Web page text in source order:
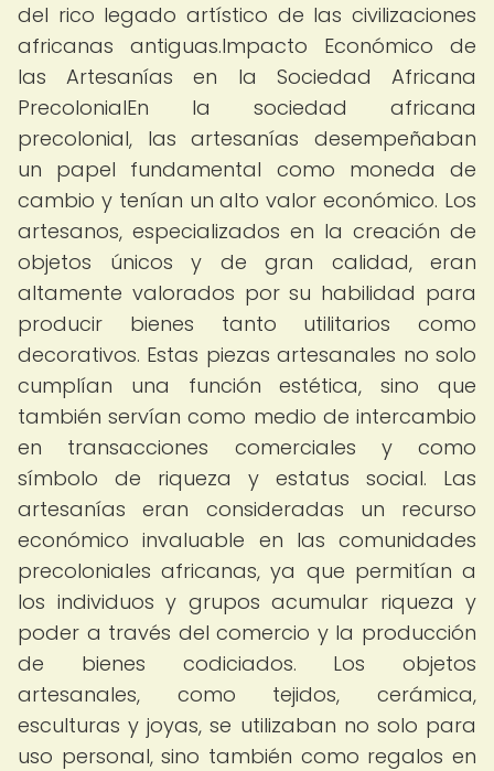
del rico legado artístico de las civilizaciones
africanas antiguas.Impacto Económico de
las Artesanías en la Sociedad Africana
PrecolonialEn la sociedad africana
precolonial, las artesanías desempeñaban
un papel fundamental como moneda de
cambio y tenían un alto valor económico. Los
artesanos, especializados en la creación de
objetos únicos y de gran calidad, eran
altamente valorados por su habilidad para
producir bienes tanto utilitarios como
decorativos. Estas piezas artesanales no solo
cumplían una función estética, sino que
también servían como medio de intercambio
en transacciones comerciales y como
símbolo de riqueza y estatus social. Las
artesanías eran consideradas un recurso
económico invaluable en las comunidades
precoloniales africanas, ya que permitían a
los individuos y grupos acumular riqueza y
poder a través del comercio y la producción
de bienes codiciados. Los objetos
artesanales, como tejidos, cerámica,
esculturas y joyas, se utilizaban no solo para
uso personal, sino también como regalos en